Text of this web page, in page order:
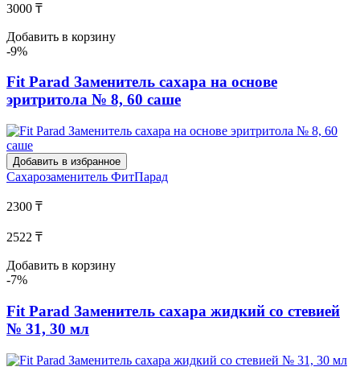
3000 ₸
Добавить в корзину
-9%
Fit Parad Заменитель сахара на основе
эритритола № 8, 60 саше
Добавить в избранное
Сахарозаменитель ФитПарад
2300 ₸
2522 ₸
Добавить в корзину
-7%
Fit Parad Заменитель сахара жидкий со стевией
№ 31, 30 мл